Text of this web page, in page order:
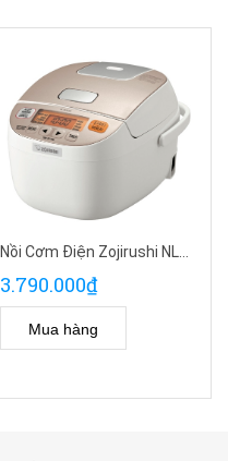
3.790.000₫
Mua hàng